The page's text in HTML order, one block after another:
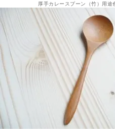
厚手カレースプーン（竹）用途